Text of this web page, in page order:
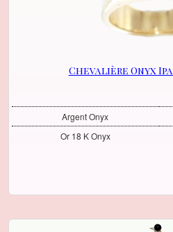
Chevalière Onyx
Argent Onyx
Or 18 K Onyx